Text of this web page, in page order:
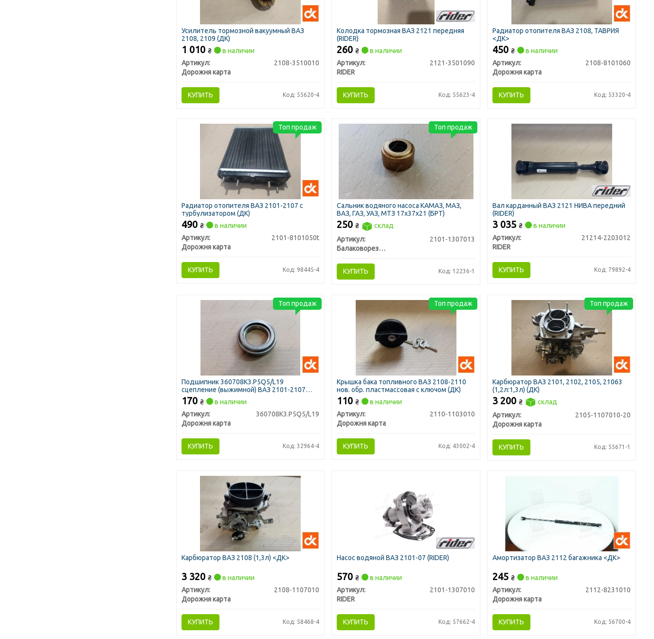
Усилитель тормозной вакуумный ВАЗ
2108, 2109 (ДК)
1 010 ₴
в наличии
Артикул:
2108-3510010
Дорожня карта
КУПИТЬ Код: 55620-4
Колодка тормозная ВАЗ 2121 передняя
(RIDER)
260₴
в наличии
Артикул:
2121-3501090
RIDER
КУПИТЬ Код: 55623-4
Радиатор отопителя ВАЗ 2108, ТАВРИЯ
<ДК>
450₴
в наличии
Артикул:
2108-8101060
Дорожня карта
КУПИТЬ Код: 53320-4
Радиатор отопителя ВАЗ 2101-2107 с
турбулизатором (ДК)
490 ₴
в наличии
Артикул:
2101-8101050t
Дорожня карта
КУПИТЬ Код: 98445-4
Топ продаж
Сальник водяного насоса КАМАЗ, МАЗ,
ВАЗ, ГАЗ, УАЗ, МТЗ 17х37х21 (БРТ)
250₴
склад
Артикул:
2101-1307013
Балаковорезинотехника ОАО
КУПИТЬ Код: 12236-1
Топ продаж
Вал карданный ВАЗ 2121 НИВА передний
(RIDER)
3 035₴
в наличии
Артикул:
21214-2203012
RIDER
КУПИТЬ Код: 79892-4
Подшипник 360708К3.P5Q5/L19
сцепление (выжимной) ВАЗ 2101-2107
<ДК>
170 ₴
в наличии
Артикул:
360708К3.P5Q5/L19
Дорожня карта
КУПИТЬ Код: 32964-4
Топ продаж
Крышка бака топливного ВАЗ 2108-2110
нов. обр. пластмассовая с ключом (ДК)
110₴
в наличии
Артикул:
2110-1103010
Дорожня карта
КУПИТЬ Код: 43002-4
Топ продаж
Карбюратор ВАЗ 2101, 2102, 2105, 21063
(1,2л:1,3л) (ДК)
3 200₴
склад
Артикул:
2105-1107010-20
Дорожня карта
КУПИТЬ Код: 55671-1
Топ продаж
Карбюратор ВАЗ 2108 (1,3л) <ДК>
3 320 ₴
в наличии
Артикул:
2108-1107010
Дорожня карта
КУПИТЬ Код: 58468-4
Насос водяной ВАЗ 2101-07 (RIDER)
570₴
в наличии
Артикул:
2101-1307010
RIDER
КУПИТЬ Код: 57662-4
Амортизатор ВАЗ 2112 багажника <ДК>
245₴
в наличии
Артикул:
2112-8231010
Дорожня карта
КУПИТЬ Код: 56700-4